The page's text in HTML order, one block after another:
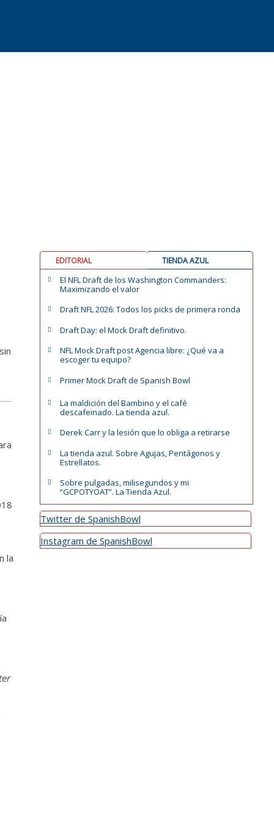
la
EDITORIAL TIENDA AZUL
El NFL Draft de los Washington Commanders:
Maximizando el valor
Draft NFL 2026: Todos los picks de primera ronda
Draft Day: el Mock Draft definitivo.
NFL Mock Draft post Agencia libre: ¿Qué va a
escoger tu equipo?
Primer Mock Draft de Spanish Bowl
La maldición del Bambino y el café
descafeinado. La tienda azul.
Derek Carr y la lesión que lo obliga a retirarse
La tienda azul. Sobre Agujas, Pentágonos y
Estrellatos.
Sobre pulgadas, milisegundos y mi
“GCPOTYOAT”. La Tienda Azul.
Twitter de SpanishBowl
Instagram de SpanishBowl